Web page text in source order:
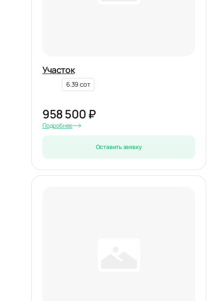
Участок
6.39 сот
958 500 ₽
Подробнее
Оставить заявку